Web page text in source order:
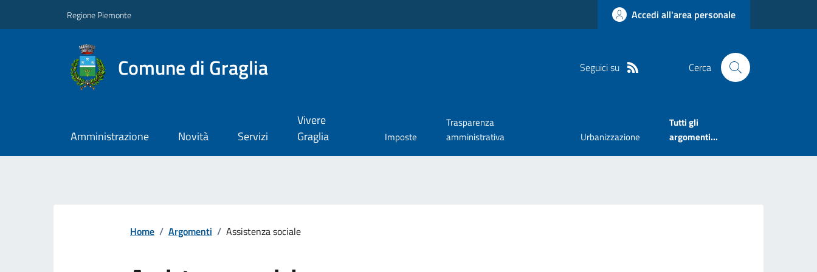
Regione Piemonte Accedi all'area personale
Comune di Graglia Seguici su Cerca
Amministrazione Novità Servizi
Vivere
Graglia
Imposte
Trasparenza
amministrativa
Urbanizzazione
Tutti gli
argomenti...
Home / Argomenti / Assistenza sociale